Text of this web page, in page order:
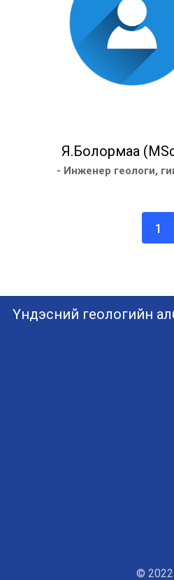
Я.Болормаа
- Инженер геологи,
1
Үндэсний геологийн
©